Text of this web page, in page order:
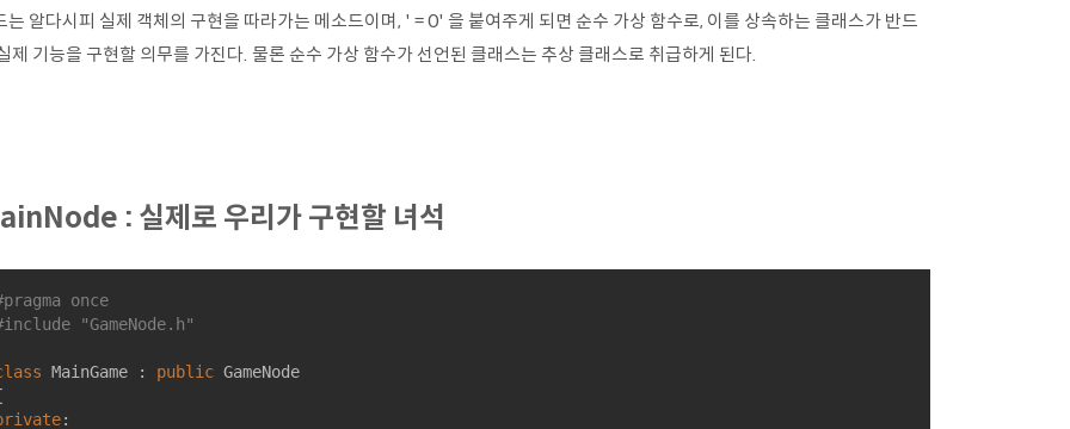
는 알다시피 실제 객체의 구현을 따라가는 메소드이며, ' = 0' 을 붙여주게 되면 순수 가상 함수로, 이를 상속하는 클래스가 반드
제 기능을 구현할 의무를 가진다. 물론 순수 가상 함수가 선언된 클래스는 추상 클래스로 취급하게 된다.
: 실제로 우리가 구현할 녀석
pragma once
include "GameNode.h"
MainGame : public GameNode
: